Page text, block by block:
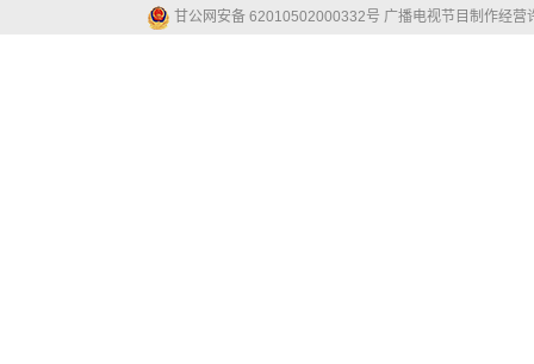
甘公网安备 62010502000332号 广播电视节目制作经